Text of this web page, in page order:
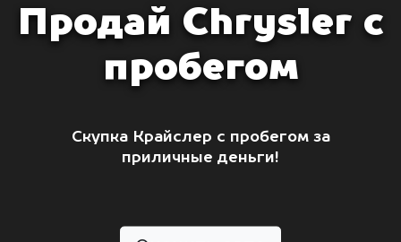
Продай Chrysler с
пробегом
Скупка Крайслер с пробегом за
приличные деньги!